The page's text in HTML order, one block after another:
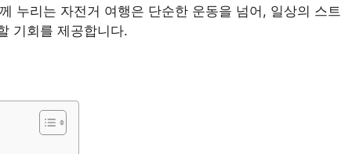
누리는 자전거 여행은 단순한 운동을 넘어, 일상의 스트
기회를 제공합니다.